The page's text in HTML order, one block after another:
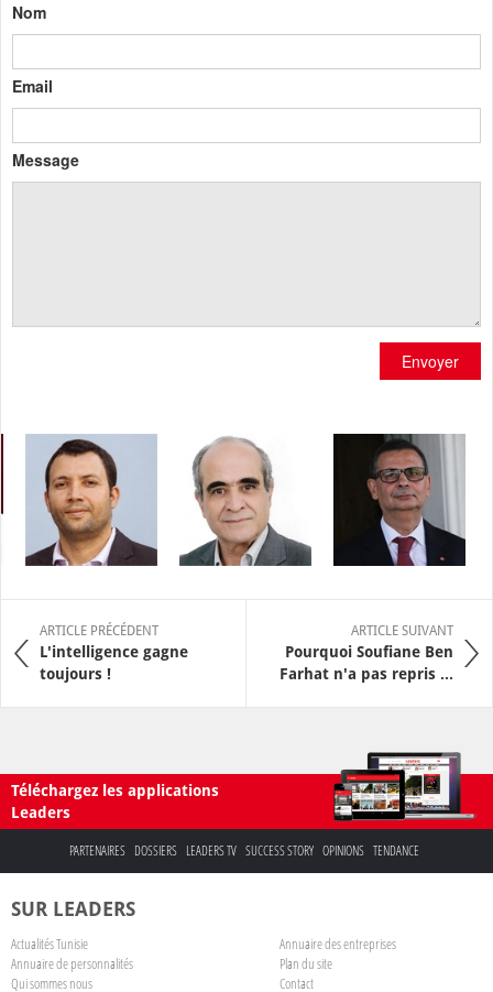
Nom
Email
Message
Envoyer
ARTICLE PRÉCÉDENT
L'intelligence gagne
toujours !
ARTICLE SUIVANT
Pourquoi Soufiane Ben
Farhat n'a pas repris ...
Téléchargez les applications
Leaders
PARTENAIRES DOSSIERS LEADERS TV SUCCESS STORY OPINIONS TENDANCE
SUR LEADERS
Actualités Tunisie
Annuaire des entreprises
Annuaire de personnalités
Plan du site
Qui sommes nous
Contact